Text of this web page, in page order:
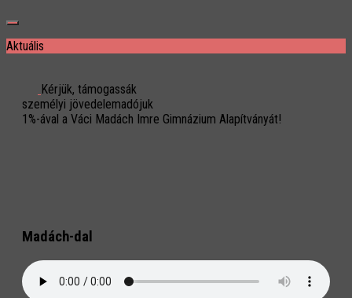
Aktuális
Kérjük, támogassák
személyi jövedelemadójuk
1%-ával a Váci Madách Imre Gimnázium Alapítványát!
Madách-dal